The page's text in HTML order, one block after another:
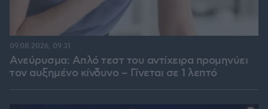
Ανεύρυσμα: Απλό τεστ του αντίχειρα προμηνύει
τον αυξημένο κίνδυνο – Γίνεται σε 1 λεπτό
09.08.2026, 09:31